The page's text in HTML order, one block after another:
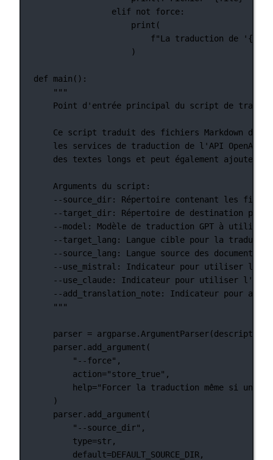
elif
not force:
print (
f"La traduction de ' {
)
def main ():
"""
Point d'entrée principal du script de
Ce script traduit des fichiers Markdown
les services de traduction de l'API OpenAI,
des textes longs et peut également ajouter
Arguments du script:
--source_dir: Répertoire contenant les
--target_dir: Répertoire de destination
--model: Modèle de traduction GPT à utiliser.
--target_lang: Langue cible pour la
--source_lang: Langue source des documents.
--use_mistral: Indicateur pour utiliser
--use_claude: Indicateur pour utiliser l'API
--add_translation_note: Indicateur pour
"""
parser = argparse.ArgumentParser(description
parser.add_argument(
"--force" ,
action="store_true" ,
help="Forcer la traduction même si une
)
parser.add_argument(
"--source_dir" ,
type=str,
default=DEFAULT_SOURCE_DIR,